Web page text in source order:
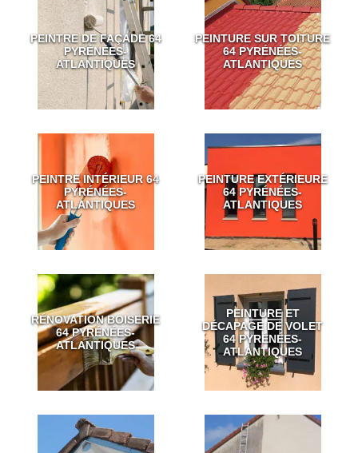
PEINTRE DE FAÇADE 64
PYRÉNÉES-
ATLANTIQUES
PEINTURE SUR TOITURE
64 PYRÉNÉES-
ATLANTIQUES
PEINTRE INTÉRIEUR 64
PYRÉNÉES-
ATLANTIQUES
PEINTURE EXTÉRIEURE
64 PYRÉNÉES-
ATLANTIQUES
RÉNOVATION BOISERIE
64 PYRÉNÉES-
ATLANTIQUES
PEINTURE ET
DÉCAPAGE DE VOLET
64 PYRÉNÉES-
ATLANTIQUES